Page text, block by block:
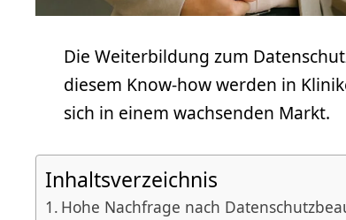
Die Weiterbildung zum
diesem Know-how werden in
sich in einem wachsenden Markt.
Inhaltsverzeichnis
Hohe Nachfrage nach